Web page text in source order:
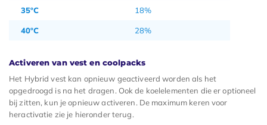
35ºC 18%
40ºC 28%
Activeren van vest en coolpacks
Het Hybrid vest kan opnieuw geactiveerd worden als het
opgedroogd is na het dragen. Ook de koelelementen die er optioneel
bij zitten, kun je opnieuw activeren. De maximum keren voor
heractivatie zie je hieronder terug.